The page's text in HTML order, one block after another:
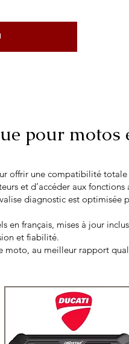
pour motos
offrir une compatibilité
et d’accéder aux fonctions
diagnostic est optimisée
français, mises à jour
et fiabilité.
moto, au meilleur rapport